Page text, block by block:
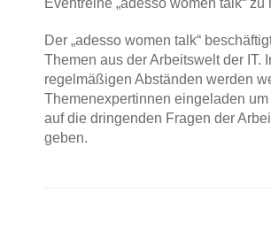
Eventreihe „adesso women talk“ zu
Der „adesso women talk“
Themen aus der Arbeitswelt der IT.
regelmäßigen Abständen werden
Themenexpertinnen eingeladen um
auf die dringenden Fragen der
geben.